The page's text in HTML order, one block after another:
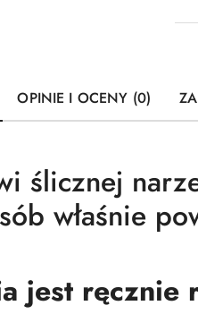
OPINIE I OCENY (0)
ślicznej
właśnie
jest ręcznie